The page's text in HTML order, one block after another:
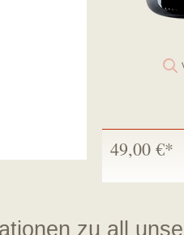
49,00 €*
zu all